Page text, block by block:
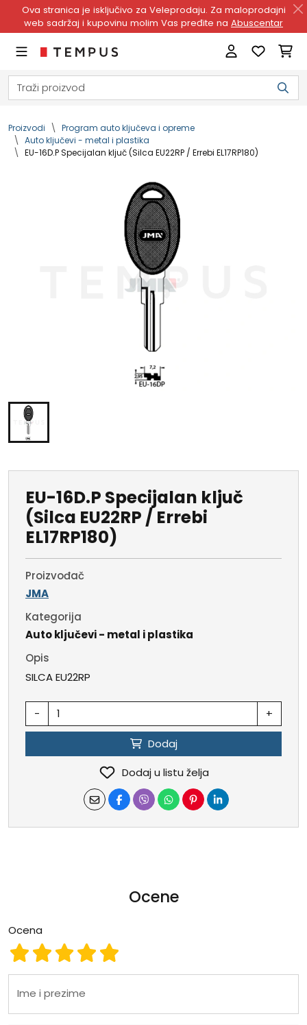
Ova stranica je isključivo za Veleprodaju. Za maloprodajni
web sadržaj i kupovinu molim Vas pređite na Abuscentar
Proizvodi
Program auto ključeva i opreme
Auto ključevi - metal i plastika
EU-16D.P Specijalan ključ (Silca EU22RP / Errebi EL17RP180)
EU-16D.P Specijalan ključ
(Silca EU22RP / Errebi
EL17RP180)
Proizvođač
JMA
Kategorija
Auto ključevi - metal i plastika
Opis
SILCA EU22RP
- +
Dodaj
Dodaj u listu želja
Ocene
Ocena
Ocena 5
Ocena 4
Ocena 3
Ocena 2
Ocena 1
Ime i prezime